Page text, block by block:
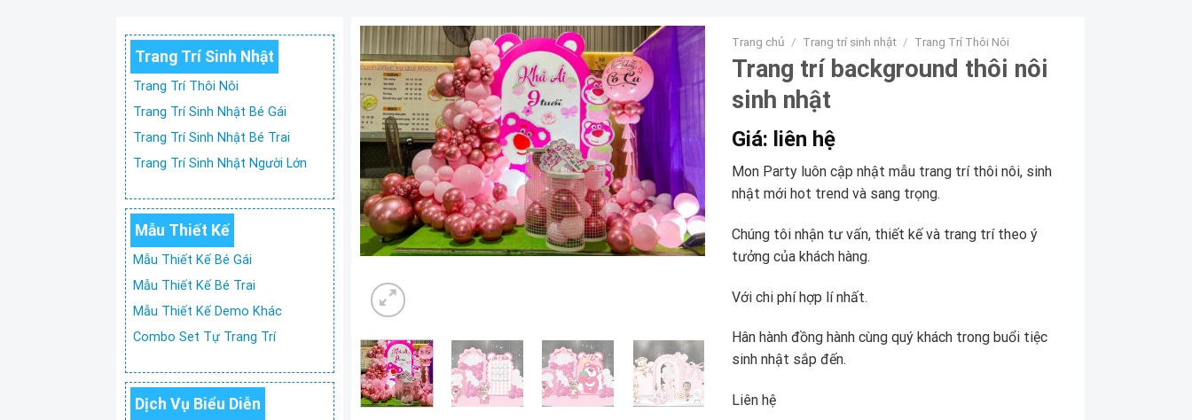
Trang Trí Sinh Nhật
Trang Trí Thôi Nôi
Trang Trí Sinh Nhật Bé Gái
Trang Trí Sinh Nhật Bé Trai
Trang Trí Sinh Nhật Người Lớn
Mẫu Thiết Kế
Mẫu Thiết Kế Bé Gái
Mẫu Thiết Kế Bé Trai
Mẫu Thiết Kế Demo Khác
Combo Set Tự Trang Trí
Dịch Vụ Biểu Diễn
Trang chủ / Trang trí sinh nhật / Trang Trí Thôi Nôi
Trang trí background thôi nôi
sinh nhật
Giá: liên hệ
Mon Party luôn cập nhật mẫu trang trí thôi nôi, sinh
nhật mới hot trend và sang trọng.
Chúng tôi nhận tư vấn, thiết kế và trang trí theo ý
tưởng của khách hàng.
Với chi phí hợp lí nhất.
Hân hành đồng hành cùng quý khách trong buổi tiệc
sinh nhật sắp đến.
Liên hệ